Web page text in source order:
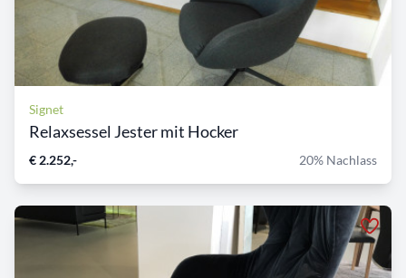
Signet
Relaxsessel Jester mit Hocker
€ 2.252,- 20% Nachlass